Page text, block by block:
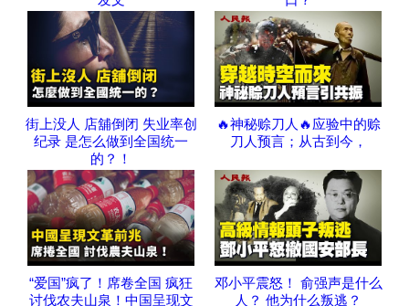
街上没人 店舖倒闭 失业率创
纪录 是怎么做到全国统一
的？！
🔥神秘赊刀人🔥应验中的赊
刀人预言；从古到今，
“爱国”疯了！席卷全国 疯狂
讨伐农夫山泉！中国呈现文
邓小平震怒！ 俞强声是什么
人？ 他为什么叛逃？